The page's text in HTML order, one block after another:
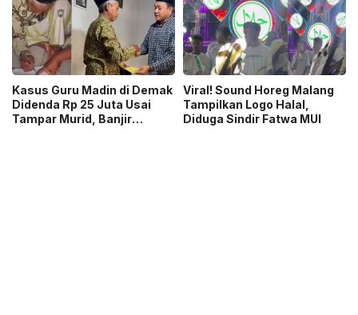
Kasus Guru Madin di Demak
Didenda Rp 25 Juta Usai
Tampar Murid, Banjir
Viral! Sound Horeg Malang
Tampilkan Logo Halal,
Diduga Sindir Fatwa MUI